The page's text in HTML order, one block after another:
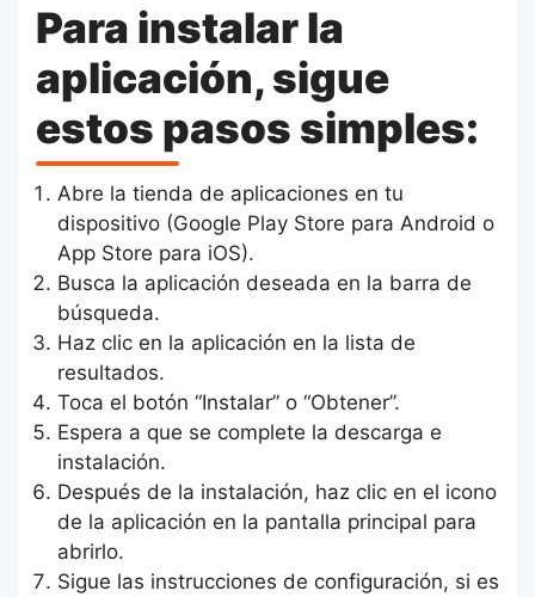
Para instalar la
aplicación, sigue
estos pasos simples:
Abre la tienda de aplicaciones en tu
dispositivo (Google Play Store para Android o
App Store para iOS).
Busca la aplicación deseada en la barra de
búsqueda.
Haz clic en la aplicación en la lista de
resultados.
Toca el botón “Instalar” o “Obtener”.
Espera a que se complete la descarga e
instalación.
Después de la instalación, haz clic en el icono
de la aplicación en la pantalla principal para
abrirlo.
Sigue las instrucciones de configuración, si es